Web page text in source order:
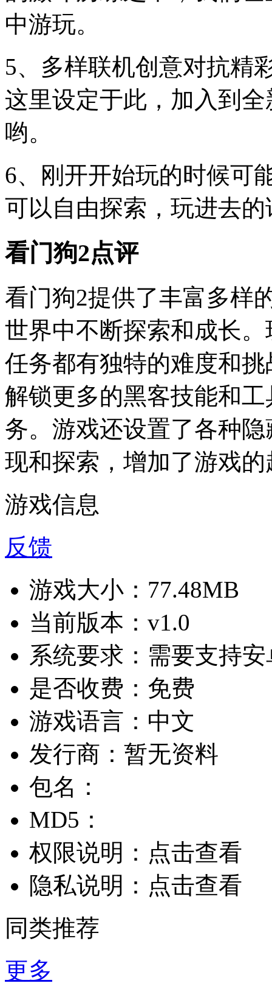
中游玩。
5、多样联机创意对抗精
这里设定于此，加入到
哟。
6、刚开开始玩的时候可
可以自由探索，玩进去
看门狗2点评
看门狗2提供了丰富多样
世界中不断探索和成长
任务都有独特的难度和
解锁更多的黑客技能和
务。游戏还设置了各种
现和探索，增加了游戏
游戏信息
反馈
游戏大小： 77.48MB
当前版本： v1.0
系统要求： 需要支持
是否收费： 免费
游戏语言： 中文
发行商： 暂无资料
包名：
MD5：
权限说明： 点击查看
隐私说明： 点击查看
同类推荐
更多